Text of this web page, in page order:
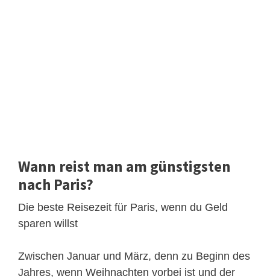
Wann reist man am günstigsten
nach Paris?
Die beste Reisezeit für Paris, wenn du Geld
sparen willst
Zwischen Januar und März, denn zu Beginn des
Jahres, wenn Weihnachten vorbei ist und der